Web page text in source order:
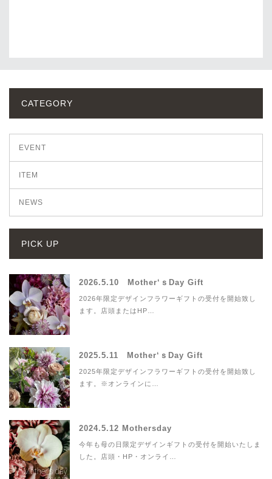
CATEGORY
EVENT
ITEM
NEWS
PICK UP
2026.5.10 Mother‘ｓDay Gift
2026年限定デザインフラワーギフトの受付を開始致し
ます。店頭またはHP…
2025.5.11 Mother‘ｓDay Gift
2025年限定デザインフラワーギフトの受付を開始致し
ます。※オンラインに…
2024.5.12 Mothersday
今年も母の日限定デザインギフトの受付を開始いたしま
した。店頭・HP・オンライ…